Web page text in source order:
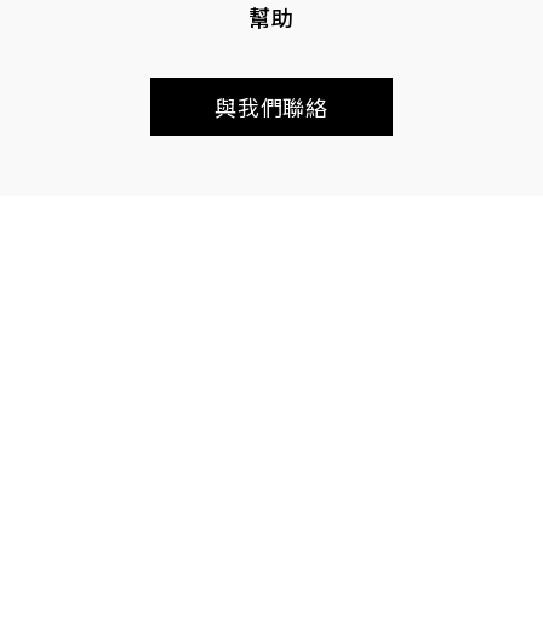
幫助
與我們聯絡